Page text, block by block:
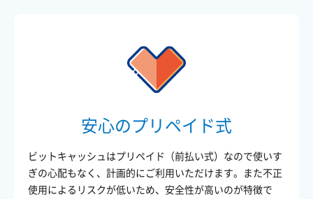
安心のプリペイド式
ビットキャッシュはプリペイド（前払い式）なので使いす
ぎの心配もなく、計画的にご利用いただけます。また不正
使用によるリスクが低いため、安全性が高いのが特徴で